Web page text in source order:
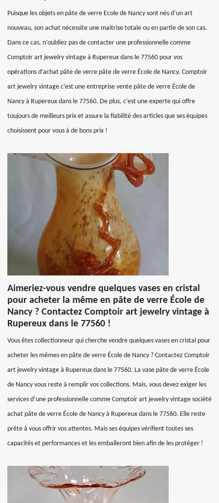
Puisque les objets en pâte de verre Ecole de Nancy sont nés d’un art
nouveau, son achat nécessite une maitrise totale ou en partie de son cas.
Dans ce cas, n’oubliez pas de contacter une professionnelle comme
Comptoir art jewelry vintage à Rupereux dans le 77560 pour vos
opérations d’achat pâte de verre pâte de verre École de Nancy. Comptoir
art jewelry vintage c’est une entreprise vente pâte de verre École de
Nancy à Rupereux dans le 77560. De plus, c’est une experte qui offre
toujours de meilleurs prix et assure la fiabilité des articles que ses équipes
choisissent pour vous à de bons prix !
Aimeriez-vous vendre quelques vases en cristal
pour acheter la même en pâte de verre École de
Nancy ? Contactez Comptoir art jewelry vintage à
Rupereux dans le 77560 !
Vous êtes collectionneur qui cherche vendre quelques vases en cristal pour
acheter les mêmes en pâte de verre École de Nancy ? Contactez Comptoir
art jewelry vintage à Rupereux dans le 77560. La vase pâte de verre École
de Nancy vous reste à remplir vos collections. Mais, vous devez exiger les
services d’une professionnelle comme Comptoir art jewelry vintage société
achat pâte de verre École de Nancy à Rupereux dans le 77560. Elle reste
prête à vous offrir vos attentes. Mais ses équipes vérifient toutes ses
capacités et performances et les emballeront bien afin de les protéger !